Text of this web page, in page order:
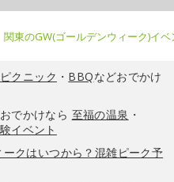
関東のGW(ゴールデンウィーク)イ
ピクニック ・ BBQなどおでかけ
でかけなら 至福の温泉 ・
イベント
クはいつから？混雑ピーク予